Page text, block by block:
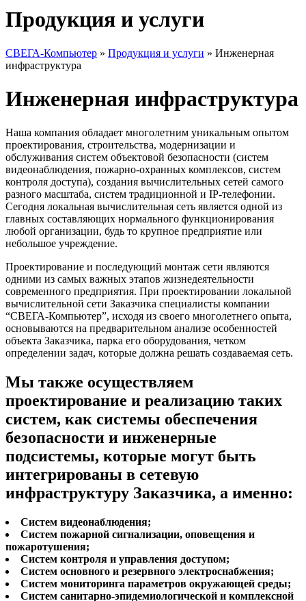
Продукция и услуги
СВЕГА-Компьютер » Продукция и услуги » Инженерная
инфраструктура
Инженерная инфраструктура
Наша компания обладает многолетним уникальным опытом
проектирования, строительства, модернизации и
обслуживания систем объектовой безопасности (систем
видеонаблюдения, пожарно-охранных комплексов, систем
контроля доступа), создания вычислительных сетей самого
разного масштаба, систем традиционной и IP-телефонии.
Сегодня локальная вычислительная сеть является одной из
главных составляющих нормального функционирования
любой организации, будь то крупное предприятие или
небольшое учреждение.
Проектирование и последующий монтаж сети являются
одними из самых важных этапов жизнедеятельности
современного предприятия. При проектировании локальной
вычислительной сети Заказчика специалисты компании
“СВЕГА-Компьютер”, исходя из своего многолетнего опыта,
основываются на предварительном анализе особенностей
объекта Заказчика, парка его оборудования, четком
определении задач, которые должна решать создаваемая сеть.
Мы также осуществляем
проектирование и реализацию таких
систем, как системы обеспечения
безопасности и инженерные
подсистемы, которые могут быть
интегрированы в сетевую
инфраструктуру Заказчика, а именно:
Систем видеонаблюдения;
Систем пожарной сигнализации, оповещения и
пожаротушения;
Систем контроля и управления доступом;
Систем основного и резервного электроснабжения;
Систем мониторинга параметров окружающей среды;
Систем санитарно-эпидемиологической и комплексной